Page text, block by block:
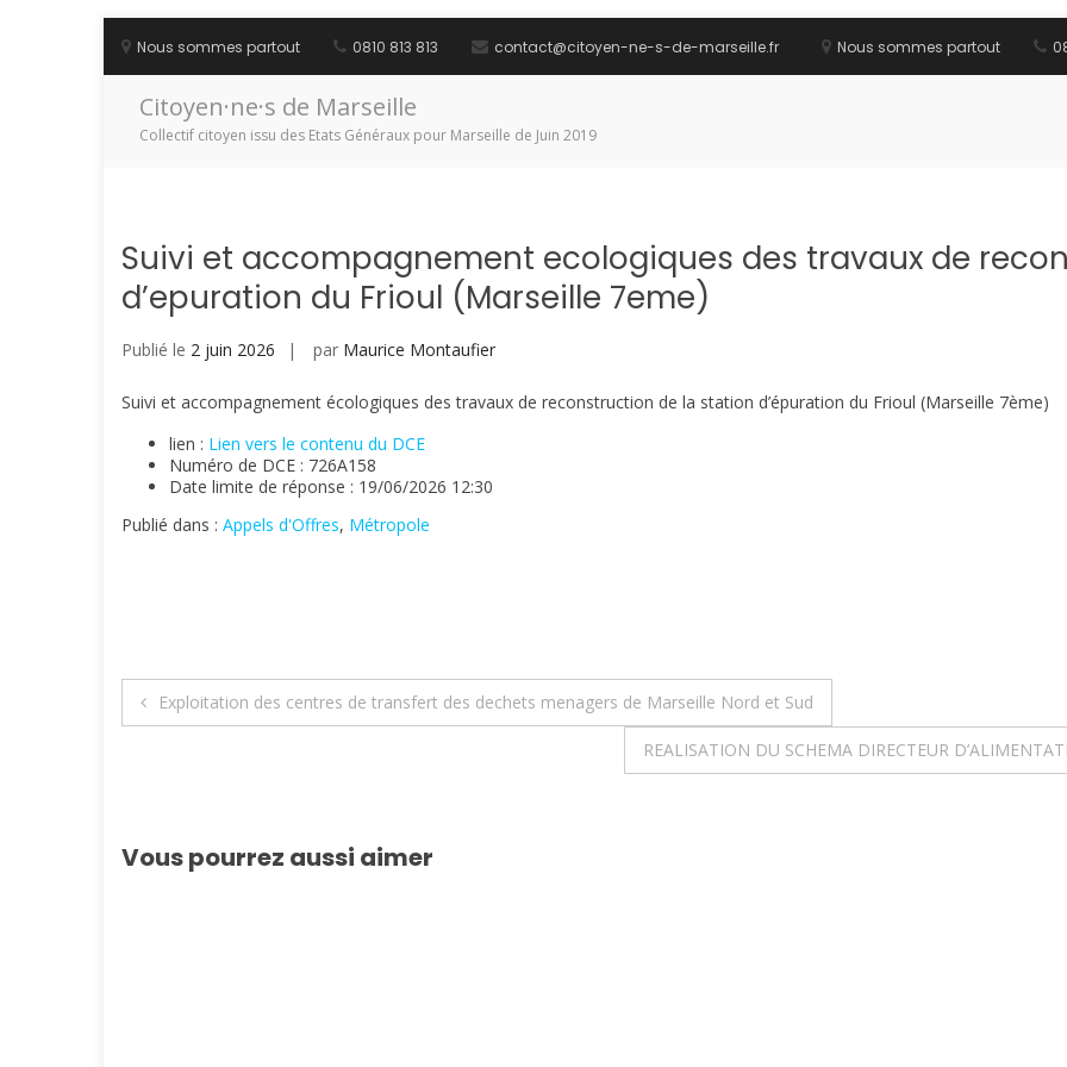
contenu
Nous sommes partout 0810 813 813 contact@citoyen-ne-s-de-marseille.fr Nous sommes partout
Citoyen·ne·s de Marseille
Collectif citoyen issu des Etats Généraux pour Marseille de Juin 2019
Suivi et accompagnement ecologiques des travaux de
d’epuration du Frioul (Marseille 7eme)
Publié le 2 juin 2026 par Maurice Montaufier
Suivi et accompagnement écologiques des travaux de reconstruction de la station d’épuration du Frioul (Marseille 7ème)
lien : Lien vers le contenu du DCE
Numéro de DCE : 726A158
Date limite de réponse : 19/06/2026 12:30
Publié dans : Appels d'Offres, Métropole
Navigation
Exploitation des centres de transfert des dechets menagers de Marseille Nord et Sud
REALISATION DU SCHEMA DIRECTEUR
Vous pourrez aussi aimer